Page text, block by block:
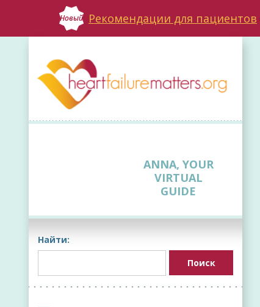
Новый Рекомендации для пациентов
ANNA, YOUR
VIRTUAL
GUIDE
Найти: